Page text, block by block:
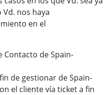
nos haya
en el
de Spain-
de gestionar de Spain-
el cliente vía ticket a fin